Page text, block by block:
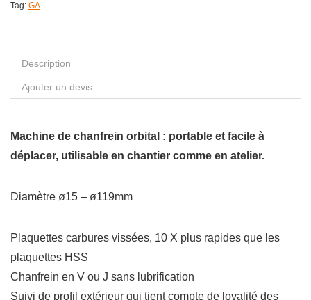
Tag: GA
Description
Ajouter un devis
Machine de chanfrein orbital : portable et facile à
déplacer, utilisable en chantier comme en atelier.
Diamètre ø15 – ø119mm
Plaquettes carbures vissées, 10 X plus rapides que les
plaquettes HSS
Chanfrein en V ou J sans lubrification
Suivi de profil extérieur qui tient compte de lovalité des